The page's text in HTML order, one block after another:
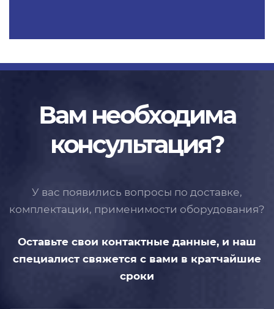
Вам необходима
консультация?
У вас появились вопросы по доставке,
комплектации, применимости оборудования?
Оставьте свои контактные данные, и наш
специалист свяжется с вами в кратчайшие
сроки